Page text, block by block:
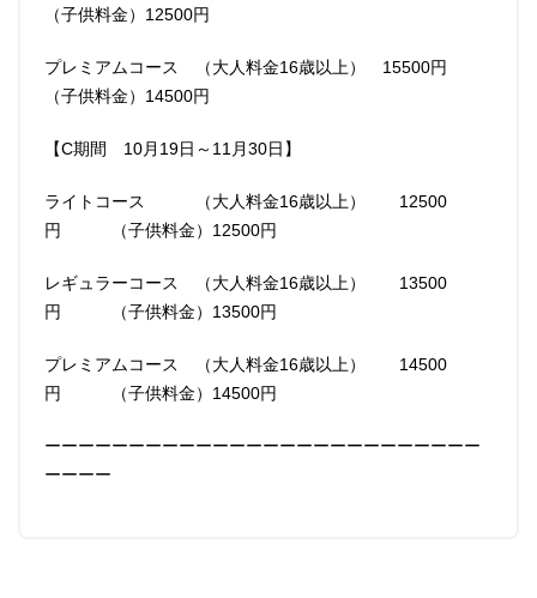
（子供料金）12500円
プレミアムコース （大人料金16歳以上） 15500円
（子供料金）14500円
【C期間 10月19日～11月30日】
ライトコース （大人料金16歳以上） 12500
円 （子供料金）12500円
レギュラーコース （大人料金16歳以上） 13500
円 （子供料金）13500円
プレミアムコース （大人料金16歳以上） 14500
円 （子供料金）14500円
ーーーーーーーーーーーーーーーーーーーーーーーーーー
ーーーー